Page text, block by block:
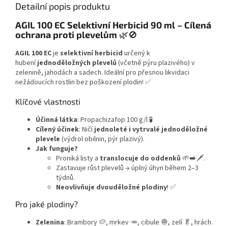
Detailní popis produktu
AGIL 100 EC Selektivní Herbicid 90 ml – Cílená
ochrana proti plevelům 🌿🚫
AGIL 100 ECje selektivní herbicid určený k
hubeníjednoděložných plevelů (včetně pýru plazivého) v
zelenině, jahodách a sadech. Ideální pro přesnou likvidaci
nežádoucích rostlin bez poškození plodin! ✅
Klíčové vlastnosti
Účinná látka: Propachizafop 100 g/l 🧪
Cílený účinek: Ničíjednoleté i vytrvalé jednoděložné
plevele (výdrol obilnin, pýr plazivý).
Jak funguje?
Proniká listy a translocuje do oddenků 🌱➡️🗡️.
Zastavuje růst plevelů → úplný úhyn během 2–3
týdnů.
Neovlivňuje dvouděložné plodiny! ✅
Pro jaké plodiny?
Zelenina: Brambory 🥔, mrkev 🥕, cibule 🧅, zelí 🥬, hrách.